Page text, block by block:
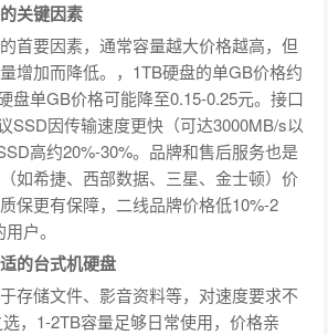
关键因素
首要因素，通常容量越大价格越高，但
增加而降低。，1TB硬盘的单GB价格约
盘单GB价格可能降至0.15-0.25元。接口
SSD因传输速度更快（可达3000MB/s以
高约20%-30%。品牌和售后服务也是
如希捷、西部数据、三星、金士顿）价
保更有保障，二线品牌价格低10%-2
户。
的台式机硬盘
存储文件、影音资料等，对速度要求不
，1-2TB容量足够日常使用，价格亲